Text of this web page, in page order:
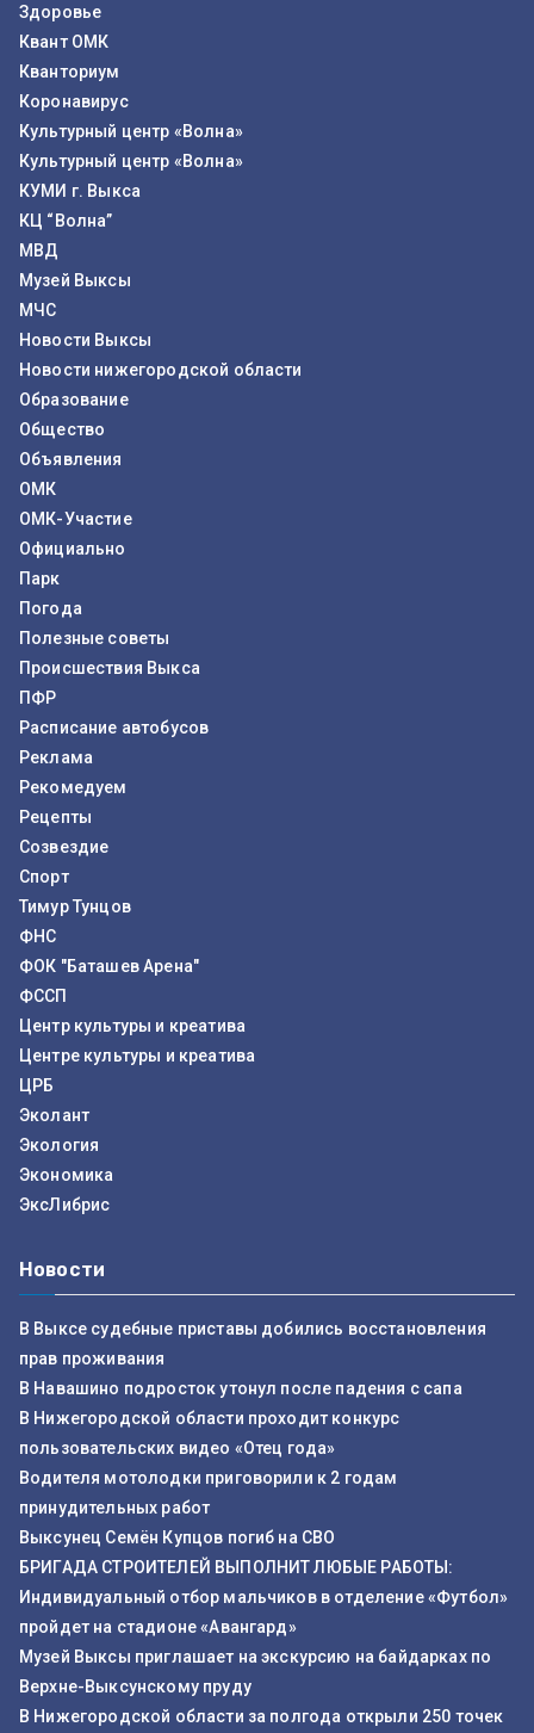
Здоровье
Квант ОМК
Кванториум
Коронавирус
Культурный центр «Волна»
Культурный центр «Волна»
КУМИ г. Выкса
КЦ “Волна”
МВД
Музей Выксы
МЧС
Новости Выксы
Новости нижегородской области
Образование
Общество
Объявления
ОМК
ОМК-Участие
Официально
Парк
Погода
Полезные советы
Происшествия Выкса
ПФР
Расписание автобусов
Реклама
Рекомедуем
Рецепты
Созвездие
Спорт
Тимур Тунцов
ФНС
ФОК "Баташев Арена"
ФССП
Центр культуры и креатива
Центре культуры и креатива
ЦРБ
Эколант
Экология
Экономика
ЭксЛибрис
Новости
В Выксе судебные приставы добились восстановления
прав проживания
В Навашино подросток утонул после падения с сапа
В Нижегородской области проходит конкурс
пользовательских видео «Отец года»
Водителя мотолодки приговорили к 2 годам
принудительных работ
Выксунец Семён Купцов погиб на СВО
БРИГАДА СТРОИТЕЛЕЙ ВЫПОЛНИТ ЛЮБЫЕ РАБОТЫ:
Индивидуальный отбор мальчиков в отделение «Футбол»
пройдет на стадионе «Авангард»
Музей Выксы приглашает на экскурсию на байдарках по
Верхне-Выксунскому пруду
В Нижегородской области за полгода открыли 250 точек